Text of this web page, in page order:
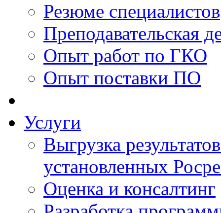
Резюме специалистов
Преподавательская
Опыт работ по ГКО
Опыт поставки ПО
Услуги
Выгрузка
установленных
Оценка и консалтинг